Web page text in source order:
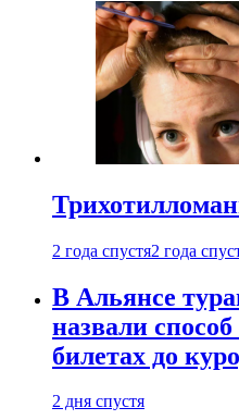
2 года спустя2 года
В Альянсе
назвали
билетах до
2 дня спустя